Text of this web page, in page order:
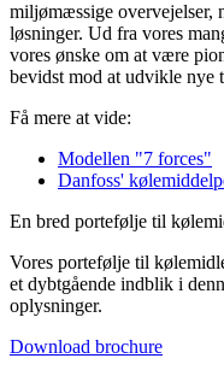
miljømæssige overvejelser,
løsninger. Ud fra vores
vores ønske om at være
bevidst mod at udvikle nye
Få mere at vide:
Modellen "7 forces"
Danfoss'
En bred portefølje til
Vores portefølje til
et dybtgående indblik i
oplysninger.
Download brochure